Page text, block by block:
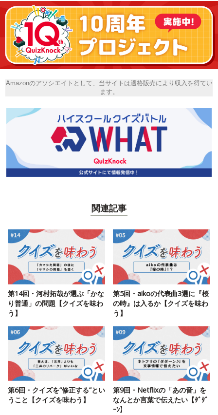
Amazonのアソシエイトとして、当サイトは適格販売により収入を得てい
ます。
関連記事
第14回・河村拓哉が選ぶ「かな
り普通」の問題【クイズを味わ
う】
第5回・aikoの代表曲3選に『桜
の時』は入るか【クイズを味わ
う】
第6回・クイズを“修正する”とい
うこと【クイズを味わう】
第9回・Netflixの「あの音」を
なんとか言葉で伝えたい【ﾀﾞﾀﾞ
ｰﾝ】